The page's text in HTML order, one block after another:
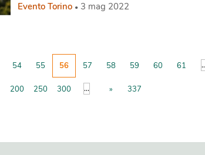
Evento Torino 3 mag 2022
54 55 56 57 58 59 60 61
200 250 300 ... » 337